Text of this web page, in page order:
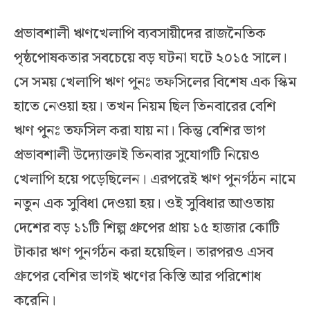
প্রভাবশালী ঋণখেলাপি ব্যবসায়ীদের রাজনৈতিক
পৃষ্ঠপোষকতার সবচেয়ে বড় ঘটনা ঘটে ২০১৫ সালে।
সে সময় খেলাপি ঋণ পুনঃ তফসিলের বিশেষ এক স্কিম
হাতে নেওয়া হয়। তখন নিয়ম ছিল তিনবারের বেশি
ঋণ পুনঃ তফসিল করা যায় না। কিন্তু বেশির ভাগ
প্রভাবশালী উদ্যোক্তাই তিনবার সুযোগটি নিয়েও
খেলাপি হয়ে পড়েছিলেন। এরপরেই ঋণ পুনর্গঠন নামে
নতুন এক সুবিধা দেওয়া হয়। ওই সুবিধার আওতায়
দেশের বড় ১১টি শিল্প গ্রুপের প্রায় ১৫ হাজার কোটি
টাকার ঋণ পুনর্গঠন করা হয়েছিল। তারপরও এসব
গ্রুপের বেশির ভাগই ঋণের কিস্তি আর পরিশোধ
করেনি।